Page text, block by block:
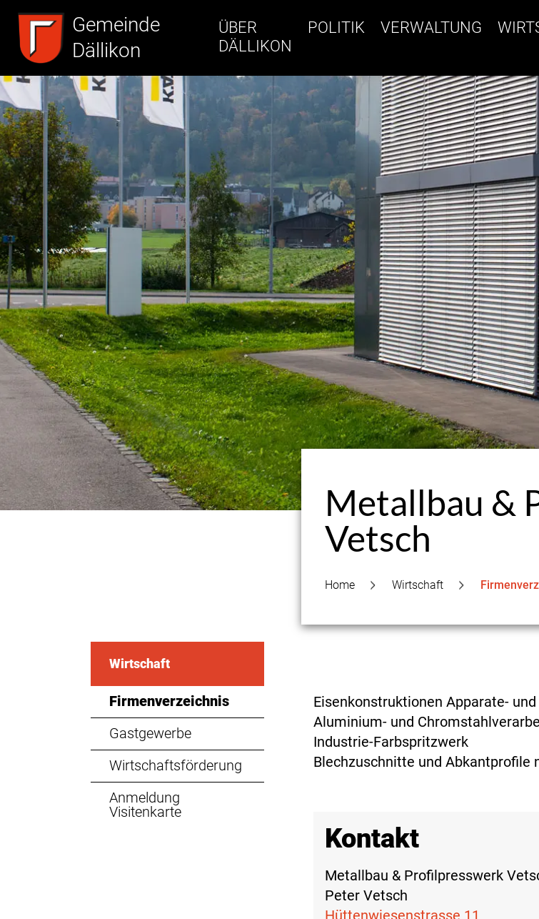
Kopfzeile
Gemeinde
Dällikon
ÜBER
DÄLLIKON
POLITIK VERWALTUNG
Inhalt
Wirtschaft
Firmenverzeichnis
Gastgewerbe
Wirtschaftsförderung
Anmeldung
Visitenkarte
Metallbau &
Vetsch
Home Wirtschaft
Eisenkonstruktionen Apparate-
Aluminium- und
Industrie-Farbspritzwerk
Blechzuschnitte und Abkantprofile
Kontakt
Metallbau & Profilpresswerk
Peter Vetsch
Hüttenwiesenstrasse 11